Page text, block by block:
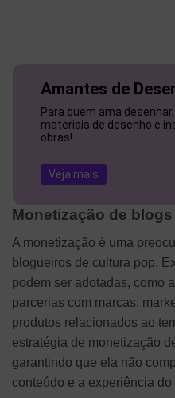
Amantes de
Para quem ama
materiais de desenho e
obras!
Veja mais
Monetização de
A monetização é uma
blogueiros de cultura pop.
podem ser adotadas, como
parcerias com marcas,
produtos relacionados ao
estratégia de monetização
garantindo que ela não
conteúdo e a experiência do